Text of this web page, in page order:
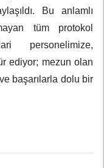
Bu anlamlı
tüm protokol
personelimize,
ediyor; mezun olan
başarılarla dolu bir